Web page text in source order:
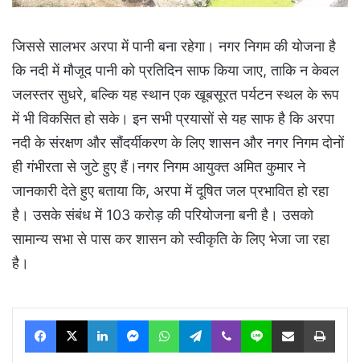
जिससे सालभर अरपा में पानी बना रहेगा। नगर निगम की योजना है
कि नदी में मौजूद पानी को प्रतिदिन साफ किया जाए, ताकि न केवल
जलस्तर सुधरे, बल्कि यह स्थान एक खूबसूरत पर्यटन स्थल के रूप
में भी विकसित हो सके। इन सभी प्रयासों से यह साफ है कि अरपा
नदी के संरक्षण और सौंदर्यीकरण के लिए शासन और नगर निगम दोनों
ही गंभीरता से जुटे हुए हैं।नगर निगम आयुक्त अमित कुमार ने
जानकारी देते हुए बताया कि, अरपा में दूषित जल प्रभावित हो रहा
है। उसके संबंध में 103 करोड़ की परियोजना बनी है। उसको
सामान्य सभा से पास कर शासन को स्वीकृति के लिए भेजा जा रहा
है।
Facebook
X LinkedInMessengerWhatsAppTelegram
Viber Line Share via Email Print